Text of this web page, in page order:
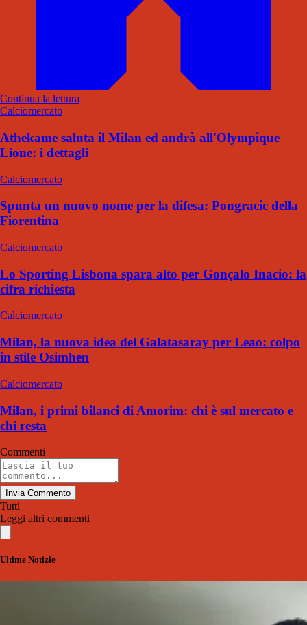
Continua la lettura
Calciomercato
Athekame saluta il Milan ed andrà all'Olympique
Lione: i dettagli
Calciomercato
Spunta un nuovo nome per la difesa: Pongracic della
Fiorentina
Calciomercato
Lo Sporting Lisbona spara alto per Gonçalo Inacio: la
cifra richiesta
Calciomercato
Milan, la nuova idea del Galatasaray per Leao: colpo
in stile Osimhen
Calciomercato
Milan, i primi bilanci di Amorim: chi è sul mercato e
chi resta
Commenti
Invia Commento
Tutti
Leggi altri commenti
Ultime Notizie